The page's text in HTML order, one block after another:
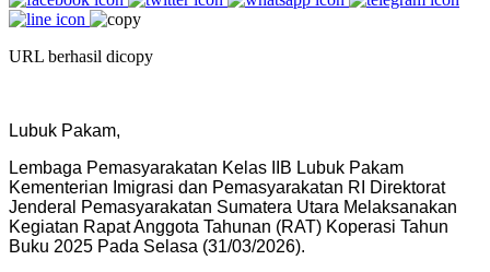
URL berhasil dicopy
Lubuk Pakam,
Lembaga Pemasyarakatan Kelas IIB Lubuk Pakam
Kementerian Imigrasi dan Pemasyarakatan RI Direktorat
Jenderal Pemasyarakatan Sumatera Utara Melaksanakan
Kegiatan Rapat Anggota Tahunan (RAT) Koperasi Tahun
Buku 2025 Pada Selasa (31/03/2026).